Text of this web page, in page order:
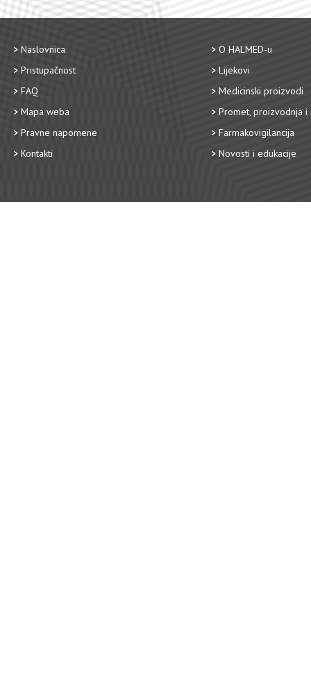
Naslovnica
Pristupačnost
FAQ
Mapa weba
Pravne napomene
Kontakti
O HALMED-u
Lijekovi
Medicinski proizvodi
Promet, proizvodnja i
Farmakovigilancija
Novosti i edukacije